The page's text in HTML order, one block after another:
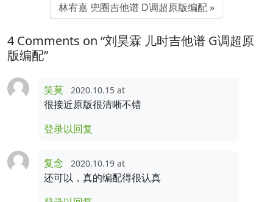
林宥嘉 兜圈吉他谱 D调超原版编配
4 Comments on “刘昊霖 儿时吉他谱 G调超原
版编配”
笑莫 2020.10.15 at
很接近原版很清晰不错
登录以回复
复念 2020.10.19 at
还可以，真的编配得很认真